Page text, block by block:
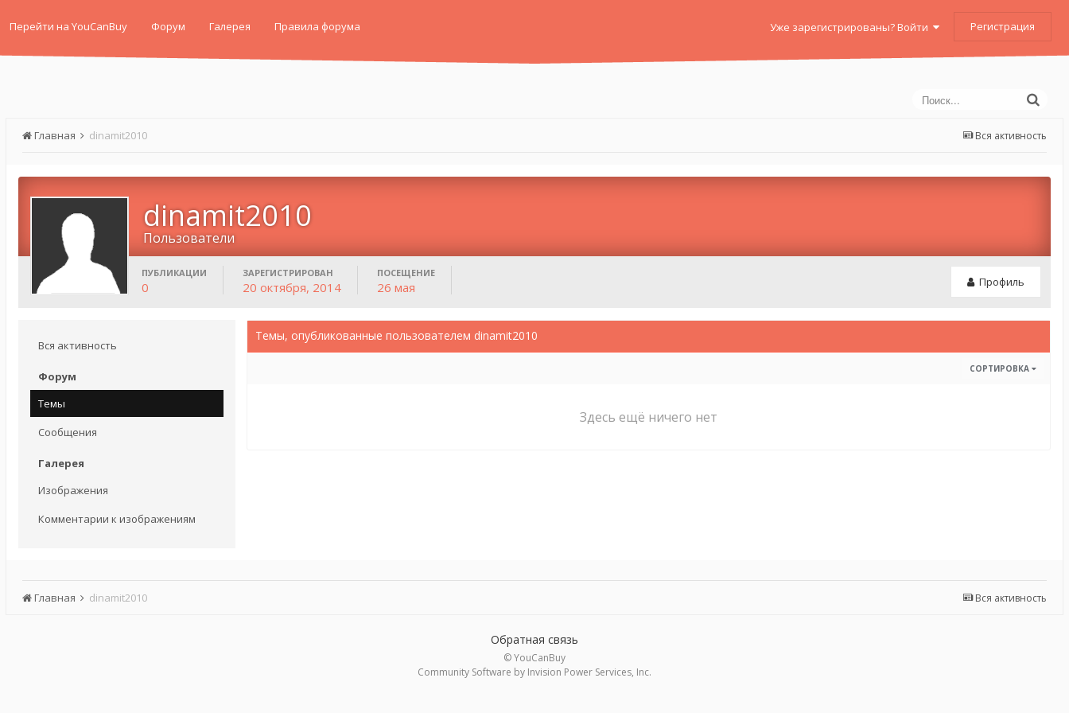
Перейти на YouCanBuy Форум Галерея Правила форума Уже зарегистрированы? Войти Регистрация
Вся активность
Главная dinamit2010
dinamit2010
Пользователи
Профиль
ПУБЛИКАЦИИ
0
ЗАРЕГИСТРИРОВАН
20 октября, 2014
ПОСЕЩЕНИЕ
26 мая
Вся активность
Форум
Темы
Сообщения
Галерея
Изображения
Комментарии к изображениям
Темы, опубликованные пользователем dinamit2010
СОРТИРОВКА
Здесь ещё ничего нет
Вся активность
Главная dinamit2010
Обратная связь
© YouCanBuy
Community Software by Invision Power Services, Inc.